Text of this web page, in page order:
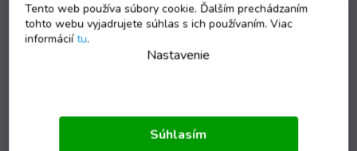
Tento web používa súbory cookie. Ďalším prechádzaním
tohto webu vyjadrujete súhlas s ich používaním. Viac
informáciítu.
Nastavenie
Súhlasím